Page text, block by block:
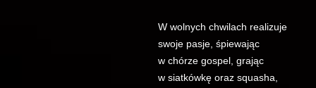
W wolnych chwilach realizuje
swoje pasje, śpiewając
w chórze gospel, grając
w siatkówkę oraz squasha,